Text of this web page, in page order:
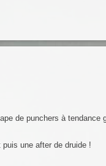
de punchers à tendance
une after de druide !